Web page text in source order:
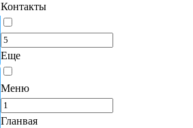
Контакты
Еще
Меню
Гланвая